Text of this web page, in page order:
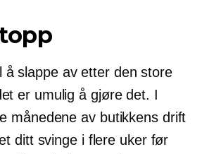
å slappe av etter den store
er umulig å gjøre det. I
månedene av butikkens drift
ditt svinge i flere uker før